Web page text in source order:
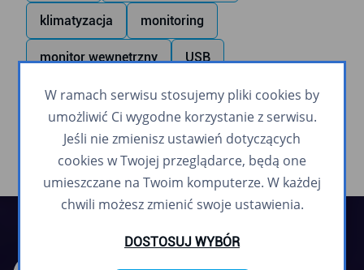
klimatyzacja monitoring
monitor wewnętrzny USB
zapowiadanie głosowe
W ramach serwisu stosujemy pliki cookies by
umożliwić Ci wygodne korzystanie z serwisu.
Jeśli nie zmienisz ustawień dotyczących
cookies w Twojej przeglądarce, będą one
umieszczane na Twoim komputerze. W każdej
chwili możesz zmienić swoje ustawienia.
DOSTOSUJ WYBÓR